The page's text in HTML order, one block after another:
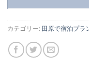
カテゴリー: 田原で宿泊プラ